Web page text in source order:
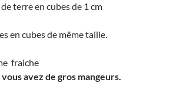
terre en cubes de 1 cm
en cubes de même taille.
fraiche
avez de gros mangeurs.